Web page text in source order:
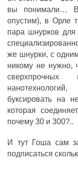
вы понимали… В
опустим), в Орле
пара шнурков для
же шнурки, с
никому не нужно,
буксировать на
которая
почему 30 и 300?..
И тут Гоша сам
подписаться